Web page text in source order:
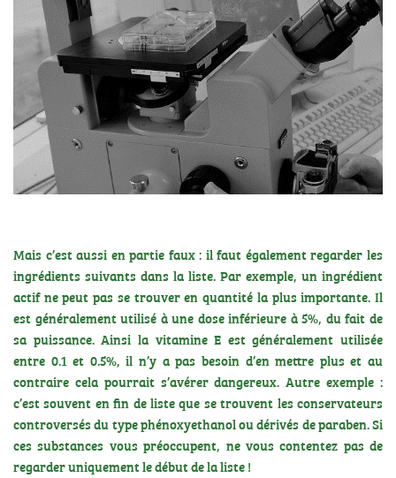
Mais c’est aussi en partie faux : il faut également regarder les
ingrédients suivants dans la liste. Par exemple, un ingrédient
actif ne peut pas se trouver en quantité la plus importante. Il
est généralement utilisé à une dose inférieure à 5%, du fait de
sa puissance. Ainsi la vitamine E est généralement utilisée
entre 0.1 et 0.5%, il n’y a pas besoin d’en mettre plus et au
contraire cela pourrait s’avérer dangereux. Autre exemple :
c’est souvent en fin de liste que se trouvent les conservateurs
controversés du type phénoxyethanol ou dérivés de paraben. Si
ces substances vous préoccupent, ne vous contentez pas de
regarder uniquement le début de la liste !